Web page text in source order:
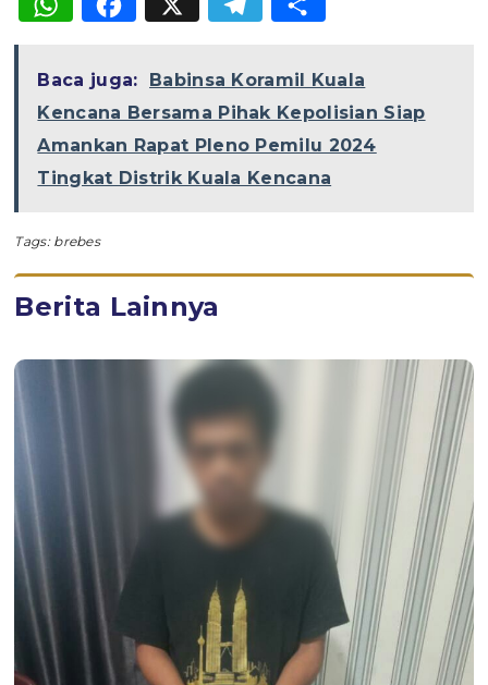
Baca juga:
Babinsa Koramil Kuala
Kencana Bersama Pihak Kepolisian Siap
Amankan Rapat Pleno Pemilu 2024
Tingkat Distrik Kuala Kencana
Tags: brebes
Berita Lainnya